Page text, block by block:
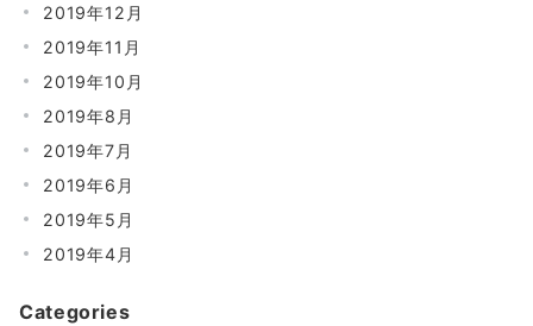
2019年12月
2019年11月
2019年10月
2019年8月
2019年7月
2019年6月
2019年5月
2019年4月
Categories